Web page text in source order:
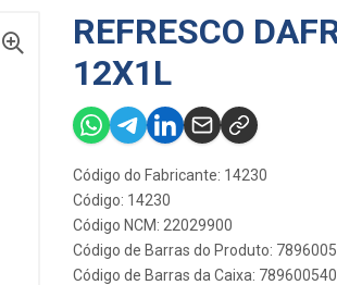
REFRESCO
12X1L
Código do Fabricante: 14230
Código: 14230
Código NCM: 22029900
Código de Barras do Produto:
Código de Barras da Caixa: